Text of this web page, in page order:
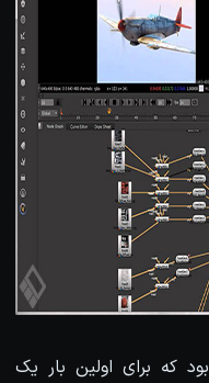
اگه اشتباه نکنم در سیگراف 2012 بود که برای اولین بار یک